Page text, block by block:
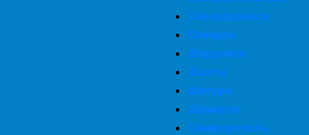
Северодвинск
Северск
Шадринск
Шахты
Шатура
Шумерля
Симферополь